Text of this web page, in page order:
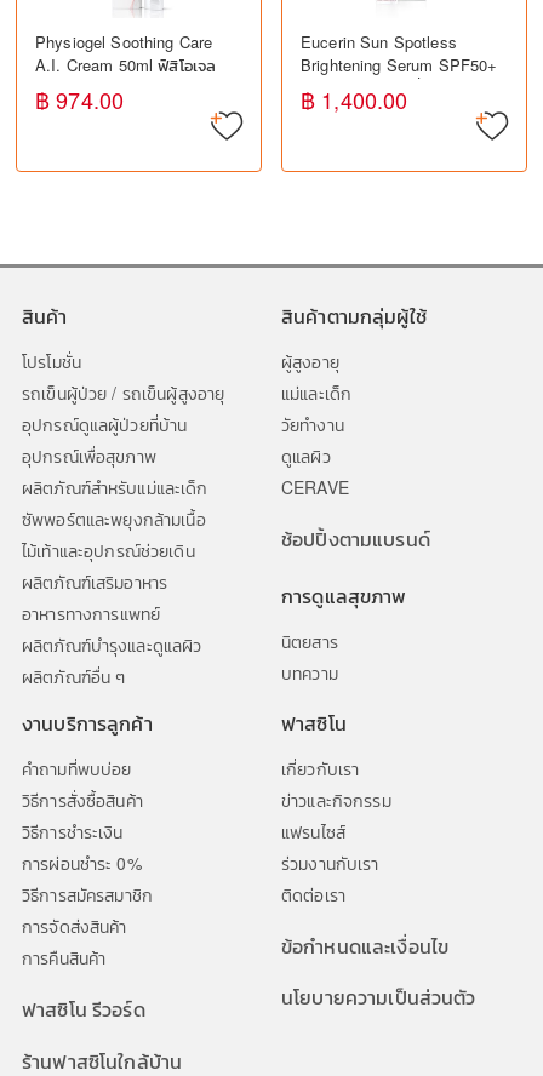
Physiogel Soothing Care
A.I. Cream 50ml ฟิสิโอเจล
ครีมบำรุงผิว สำหรับผิวแพ้ง่าย
ลดการระคายเคือง
฿ 974.00
Eucerin Sun Spotless
Brightening Serum SPF50+
50ml ยูเซอริน เซรั่มกันแดด ลด
จุดด่างดำ
฿ 1,400.00
สินค้า
โปรโมชั่น
รถเข็นผู้ป่วย / รถเข็นผู้สูงอายุ
อุปกรณ์ดูแลผู้ป่วยที่บ้าน
อุปกรณ์เพื่อสุขภาพ
ผลิตภัณฑ์สำหรับแม่และเด็ก
ซัพพอร์ตและพยุงกล้ามเนื้อ
ไม้เท้าและอุปกรณ์ช่วยเดิน
ผลิตภัณฑ์เสริมอาหาร
อาหารทางการแพทย์
ผลิตภัณฑ์บำรุงและดูแลผิว
ผลิตภัณฑ์อื่น ๆ
สินค้าตามกลุ่มผู้ใช้
ผู้สูงอายุ
แม่และเด็ก
วัยทำงาน
ดูแลผิว
CERAVE
ช้อปปิ้งตามแบรนด์
การดูแลสุขภาพ
นิตยสาร
บทความ
งานบริการลูกค้า
คำถามที่พบบ่อย
วิธีการสั่งซื้อสินค้า
วิธีการชำระเงิน
การผ่อนชำระ 0%
วิธีการสมัครสมาชิก
การจัดส่งสินค้า
การคืนสินค้า
ฟาสซิโน รีวอร์ด
ร้านฟาสซิโนใกล้บ้าน
ฟาสซิโน
เกี่ยวกับเรา
ข่าวและกิจกรรม
แฟรนไซส์
ร่วมงานกับเรา
ติดต่อเรา
ข้อกำหนดและเงื่อนไข
นโยบายความเป็นส่วนตัว